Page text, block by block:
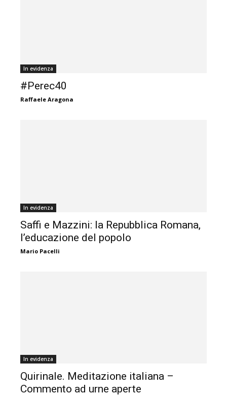
In evidenza
#Perec40
Raffaele Aragona
In evidenza
Saffi e Mazzini: la Repubblica Romana,
l’educazione del popolo
Mario Pacelli
In evidenza
Quirinale. Meditazione italiana –
Commento ad urne aperte